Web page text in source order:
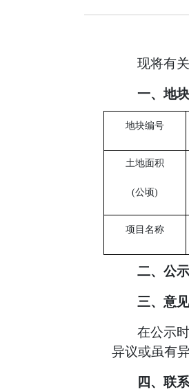
现将有
一、地
地块编号
土地面积
(公顷)
项目名称
二、公
三、意
在公示
异议或虽有
四、联